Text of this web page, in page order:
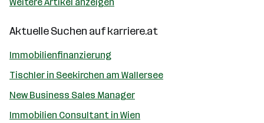
Aktuelle Suchen aufkarriere.at
Immobilienfinanzierung
Tischler in Seekirchen am Wallersee
New Business Sales Manager
Immobilien Consultant in Wien